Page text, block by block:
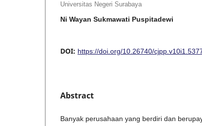
Universitas Negeri Surabaya
Ni Wayan Sukmawati Puspitadewi
DOI: https://doi.org/10.26740/
Abstract
Banyak perusahaan yang berdiri dan